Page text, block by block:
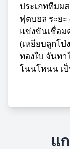
ประเภททีมผ
ฟุตบอล ระย
แข่งขันเชื่อม
(เหยียบลูกโ
ทองใบ จันท
โนนโหนน เ
แ